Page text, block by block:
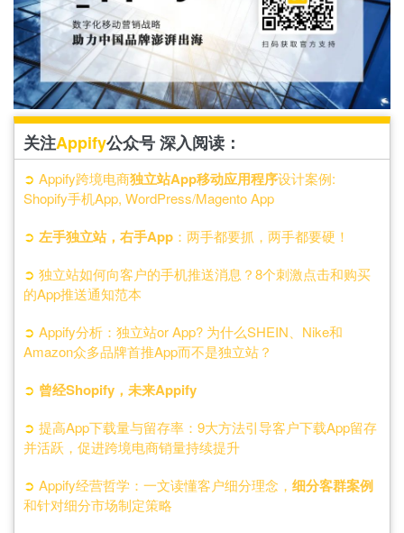
关注Appify公众号 深入阅读：
➲ Appify跨境电商独立站App移动应用程序设计案例:
Shopify手机App, WordPress/Magento App
➲ 左手独立站，右手App ：两手都要抓，两手都要硬！
➲ 独立站如何向客户的手机推送消息？8个刺激点击和购买
的App推送通知范本
➲ Appify分析：独立站or App? 为什么SHEIN、Nike和
Amazon众多品牌首推App而不是独立站？
➲ 曾经Shopify，未来Appify
➲ 提高App下载量与留存率：9大方法引导客户下载App留存
并活跃，促进跨境电商销量持续提升
➲ Appify经营哲学：一文读懂客户细分理念， 细分客群案例
和针对细分市场制定策略